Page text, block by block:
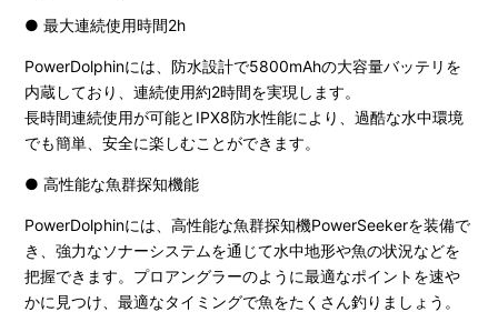
● 最大連続使用時間2h
PowerDolphinには、防水設計で5800mAhの大容量バッテリを
内蔵しており、連続使用約2時間を実現します。
長時間連続使用が可能とIPX8防水性能により、過酷な水中環境
でも簡単、安全に楽しむことができます。
● 高性能な魚群探知機能
PowerDolphinには、高性能な魚群探知機PowerSeekerを装備で
き、強力なソナーシステムを通じて水中地形や魚の状況などを
把握できます。プロアングラーのように最適なポイントを速や
かに見つけ、最適なタイミングで魚をたくさん釣りましょう。